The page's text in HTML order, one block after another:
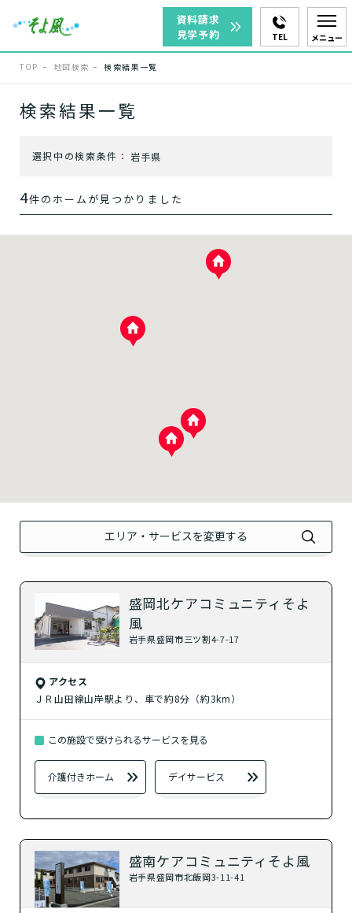
資料請求
見学予約
TEL メニュー
TOP 地図検索 検索結果一覧
検索結果一覧
選択中の検索条件： 岩手県
4件のホームが見つかりました
エリア・サービスを変更する
エリアを選択
サービスを選択
介護付きホーム
？
サービス付き高齢者向け住宅
シニア向けマンション ？
自宅から通う
デイサービス
自宅に来てもらう
定期巡回・随時対応型訪問介護看護
その他の介護サービス
盛岡北ケアコミュニティそよ
風
岩手県盛岡市三ツ割4-7-17
アクセス
ＪＲ山田線山岸駅より、車で約8分（約3km）
この施設で受けられるサービスを見る
介護付きホーム デイサービス
盛南ケアコミュニティそよ風
岩手県盛岡市北飯岡3-11-41